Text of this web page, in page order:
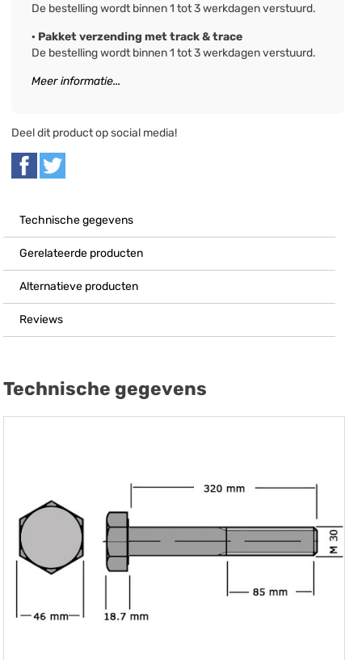
De bestelling wordt binnen 1 tot 3 werkdagen verstuurd.
· Pakket verzending met track & trace
De bestelling wordt binnen 1 tot 3 werkdagen verstuurd.
Meer informatie...
Deel dit product op social media!
Technische gegevens
Gerelateerde producten
Alternatieve producten
Reviews
Technische gegevens